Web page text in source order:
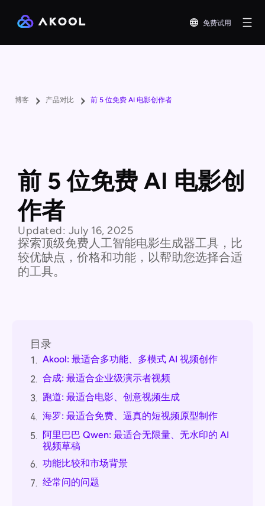
免费试用
博客 产品对比 前 5 位免费 AI 电影创作者
前 5 位免费 AI 电影创
作者
Updated: July 16, 2025
探索顶级免费人工智能电影生成器工具，比
较优缺点，价格和功能，以帮助您选择合适
的工具。
目录
1. Akool: 最适合多功能、多模式 AI 视频创作
2. 合成: 最适合企业级演示者视频
3. 跑道: 最适合电影、创意视频生成
4. 海罗: 最适合免费、逼真的短视频原型制作
5. 阿里巴巴 Qwen: 最适合无限量、无水印的 AI
视频草稿
6. 功能比较和市场背景
7. 经常问的问题